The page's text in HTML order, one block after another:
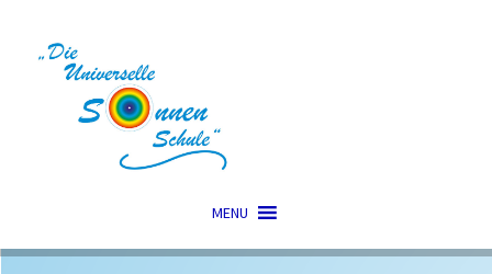
Zur
Navigation
springen
Zum
Inhalt
springen
MENU